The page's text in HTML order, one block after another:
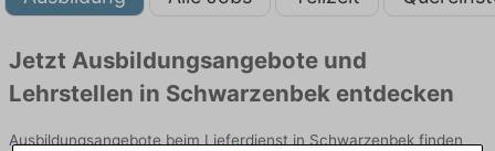
Jetzt Ausbildungsangebote und
Lehrstellen in Schwarzenbek entdecken
Ausbildungsangebote beim Lieferdienst in Schwarzenbek finden